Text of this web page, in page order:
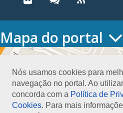
Nós usamos cookies para
navegação no portal. Ao
concorda com a Política de
Cookies. Para mais
Mapa do portal
HOME
Conselho Diretor
Nossa Sede
Planejamento
Organograma